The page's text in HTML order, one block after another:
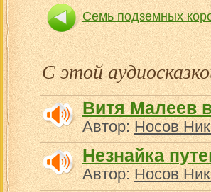
Семь подземных
С этой
Витя Малеев
Автор:Носов
Незнайка
Автор:Носов